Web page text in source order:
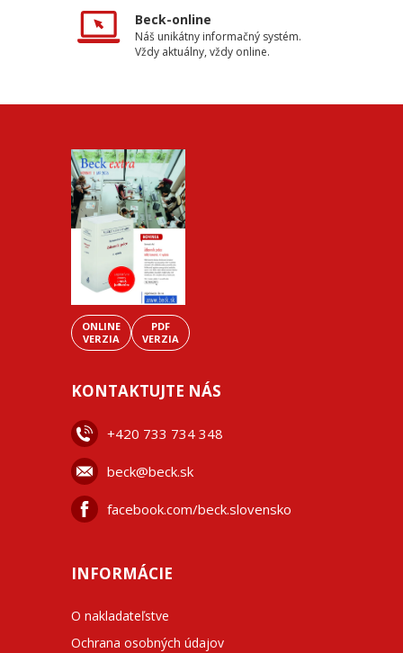
Beck-online
Náš unikátny informačný systém.
Vždy aktuálny, vždy online.
ONLINE
VERZIA
PDF
VERZIA
KONTAKTUJTE NÁS
+420 733 734 348
beck@beck.sk
facebook.com/beck.slovensko
INFORMÁCIE
O nakladateľstve
Ochrana osobných údajov